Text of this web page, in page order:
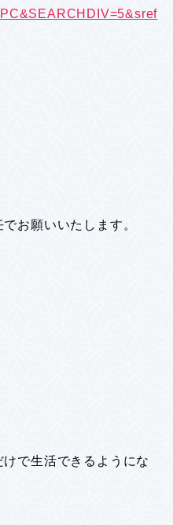
お願いいたします。
で生活できるようにな